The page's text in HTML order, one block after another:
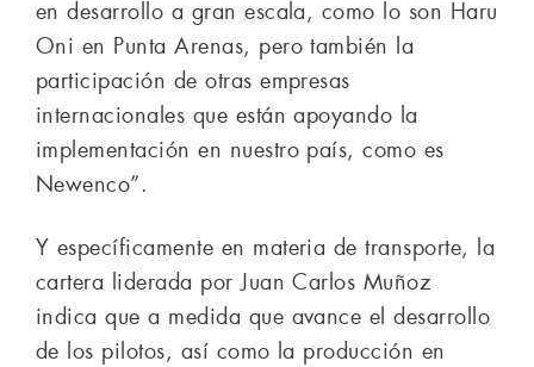
en desarrollo a gran escala, como lo son Haru
Oni en Punta Arenas, pero también la
participación de otras empresas
internacionales que están apoyando la
implementación en nuestro país, como es
Newenco”.
Y específicamente en materia de transporte, la
cartera liderada por Juan Carlos Muñoz
indica que a medida que avance el desarrollo
de los pilotos, así como la producción en